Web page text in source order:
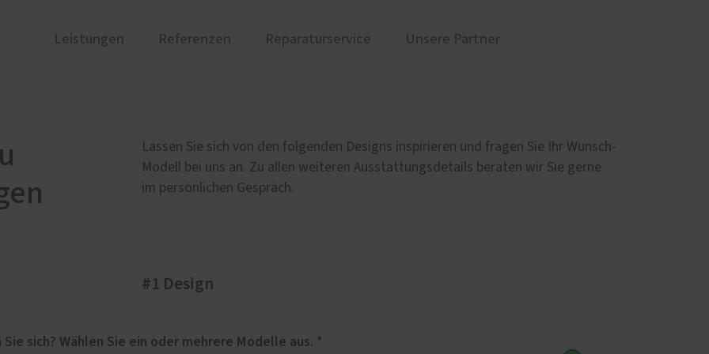
Leistungen
Holz-Aluminium
und Denkmal
Balkontüren
Hebe-Schiebe-Türen
Parallel-Schiebe-Kipp-Türen
Markisen für Neuss und Region
Rollladen von ROMA
sorglos-Paket
Weitere Leistungen
Einbruchhemmende
Referenzen Reparaturservice Unsere Partner
Lassen Sie sich von den folgenden Designs inspirieren und fragen Sie Ihr Wunsch-
Modell bei uns an. Zu allen weiteren Ausstattungsdetails beraten wir Sie gerne
im persönlichen Gespräch.
#1 Design
Für welches Haustüren-Design interessieren Sie sich? Wählen Sie ein oder mehrere Modelle aus. *